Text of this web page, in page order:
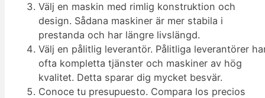
Välj en maskin med rimlig konstruktion och
design. Sådana maskiner är mer stabila i
prestanda och har längre livslängd.
Välj en pålitlig leverantör. Pålitliga leverantörer
ofta kompletta tjänster och maskiner av hög
kvalitet. Detta sparar dig mycket besvär.
Conoce tu presupuesto. Compara los precios